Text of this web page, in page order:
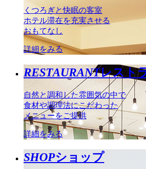
くつろぎと快眠の客室
ホテル滞在を充実させる
おもてなし
詳細をみる
RESTAURANTレスト
自然と調和した雰囲気の中で
食材や調理法にこだわった
メニューをご提供
詳細をみる
SHOPショップ